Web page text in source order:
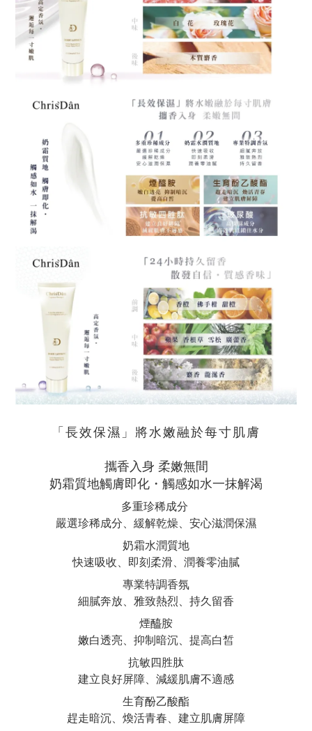
「長效保濕」將水嫩融於每寸肌膚
攜香入身 柔嫩無間
奶霜質地觸膚即化・觸感如水一抹解渴
多重珍稀成分
嚴選珍稀成分、緩解乾燥、安心滋潤保濕
奶霜水潤質地
快速吸收、即刻柔滑、潤養零油膩
專業特調香氛
細膩奔放、雅致熱烈、持久留香
煙醯胺
嫩白透亮、抑制暗沉、提高白皙
抗敏四胜肽
建立良好屏障、減緩肌膚不適感
生育酚乙酸酯
趕走暗沉、煥活青春、建立肌膚屏障